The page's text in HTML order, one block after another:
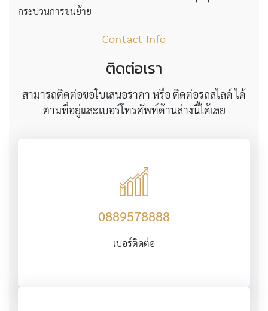
กระบวนการขนย้าย
Contact Info
ติดต่อเรา
สามารถติดต่อขอใบเสนอราคา หรือ ติดต่อรถสไลด์ ได้
ตามที่อยู่และเบอร์โทรศัพท์ด้านล่างนี้ได้เลย
0889578888
เบอร์ติดต่อ